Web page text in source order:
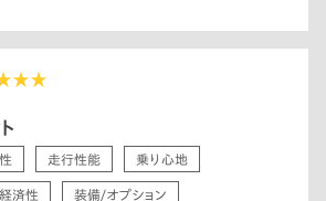
走行性能 乗り心地
済性 装備/オプション